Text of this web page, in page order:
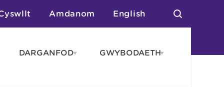
Amdanom English
DARGANFODOpen
GWYBODAETHOpen